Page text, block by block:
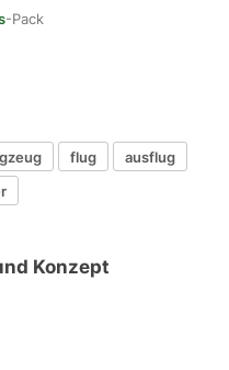
-Pack
flug
ausflug
Konzept